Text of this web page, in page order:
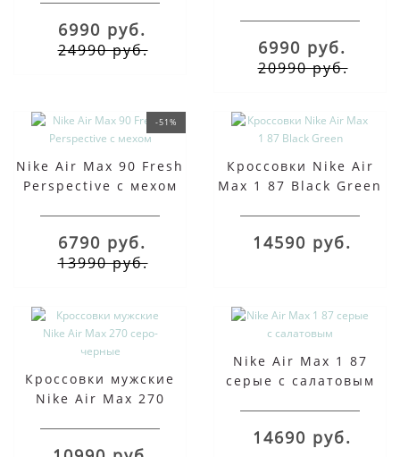
6990 руб.
24990 руб. 6990 руб.
20990 руб.
-51%
Nike Air Max 90 Fresh
Perspective с мехом
6790 руб.
13990 руб.
Кроссовки Nike Air
Max 1 87 Black Green
14590 руб.
Кроссовки мужские
Nike Air Max 270
Nike Air Max 1 87
серые с салатовым
14690 руб.